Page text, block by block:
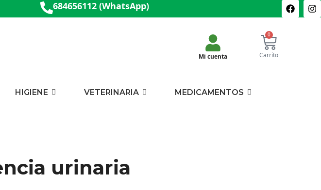
684656112 (WhatsApp)
Mi cuenta
0
Carrito
HIGIENE VETERINARIA MEDICAMENTOS
urinaria